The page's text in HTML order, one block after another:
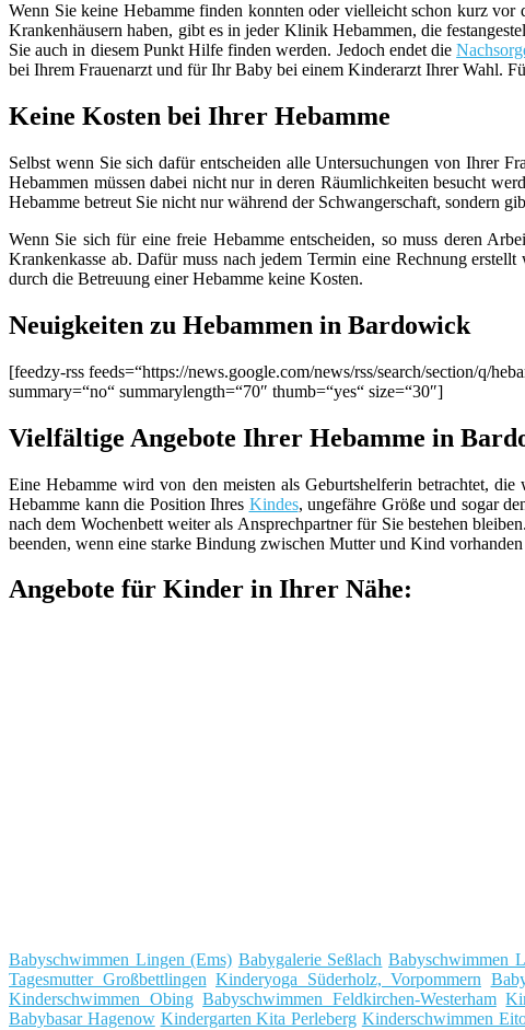
Wenn Sie keine Hebamme finden konnten oder vielleicht schon kurz
Krankenhäusern haben, gibt es in jeder Klinik Hebammen, die
Sie auch in diesem Punkt Hilfe finden werden. Jedoch endet die
bei Ihrem Frauenarzt und für Ihr Baby bei einem Kinderarzt Ihrer Wahl.
Keine Kosten bei Ihrer Hebamme
Selbst wenn Sie sich dafür entscheiden alle Untersuchungen von Ihrer
Hebammen müssen dabei nicht nur in deren Räumlichkeiten besucht
Hebamme betreut Sie nicht nur während der Schwangerschaft, sondern
Wenn Sie sich für eine freie Hebamme entscheiden, so muss deren
Krankenkasse ab. Dafür muss nach jedem Termin eine Rechnung
durch die Betreuung einer Hebamme keine Kosten.
Neuigkeiten zu Hebammen in Bardowick
[feedzy-rss feeds=“https://news.google.com/news/rss/search/section/q/
summary=“no“ summarylength=“70″ thumb=“yes“ size=“30″]
Vielfältige Angebote Ihrer Hebamme in
Eine Hebamme wird von den meisten als Geburtshelferin betrachtet,
Hebamme kann die Position Ihres Kindes, ungefähre Größe und sogar
nach dem Wochenbett weiter als Ansprechpartner für Sie bestehen
beenden, wenn eine starke Bindung zwischen Mutter und Kind
Angebote für Kinder in Ihrer Nähe:
Babyschwimmen Lingen (Ems) Babygalerie Seßlach Babyschwimmen
Tagesmutter Großbettlingen Kinderyoga Süderholz, Vorpommern
Kinderschwimmen Obing Babyschwimmen Feldkirchen-Westerham
Babybasar Hagenow Kindergarten Kita Perleberg Kinderschwimmen